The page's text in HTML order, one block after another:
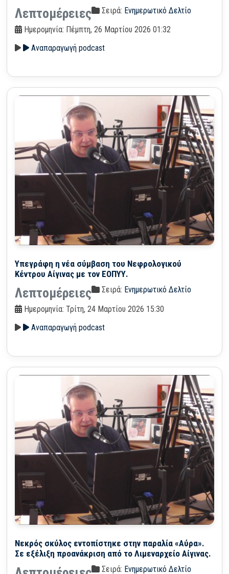
Λεπτομέρειες Σειρά: Ενημερωτικό Δελτίο
Ημερομηνία: Πέμπτη, 26 Μαρτίου 2026 01:32
Αναπαραγωγή podcast
Υπεγράφη η νέα σύμβαση του Νεφρολογικού
Κέντρου Αίγινας με τον ΕΟΠΥΥ.
Λεπτομέρειες Σειρά: Ενημερωτικό Δελτίο
Ημερομηνία: Τρίτη, 24 Μαρτίου 2026 15:30
Αναπαραγωγή podcast
Νεκρός σκύλος εντοπίστηκε στην παραλία «Αύρα».
Σε εξέλιξη προανάκριση από το Λιμεναρχείο Αίγινας.
Σειρά: Ενημερωτικό Δελτίο